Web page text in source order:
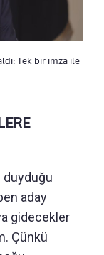
Tek bir imza ile
duyduğu
aday
gidecekler
Çünkü